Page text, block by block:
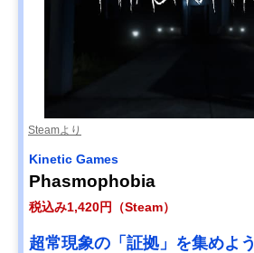
Steamより
Kinetic Games
Phasmophobia
税込み1,420円（Steam）
超常現象の「証拠」を集めよう